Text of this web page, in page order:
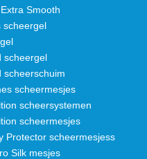
Smooth
scheergel
scheergel
scheerschuim
scheermesjes
scheersystemen
scheermesjes
Protector scheermesjess
Silk mesjes